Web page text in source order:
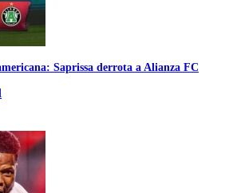
Saprissa derrota a Alianza FC